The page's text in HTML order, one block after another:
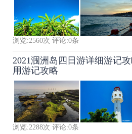
浏览:2560次 评论:0条
2021涠洲岛四日游详细游记
用游记攻略
浏览:2288次 评论:0条